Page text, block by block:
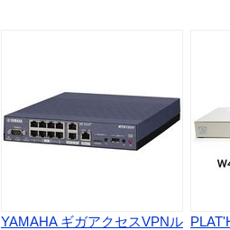
YAMAHA ギガアクセスVPNル